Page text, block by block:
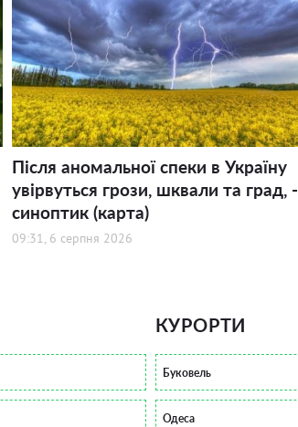
Після аномальної спеки в Україну
увірвуться грози, шквали та град, -
синоптик (карта)
09:31, 6 серпня 2026
КУРОРТИ
Буковель
Одеса